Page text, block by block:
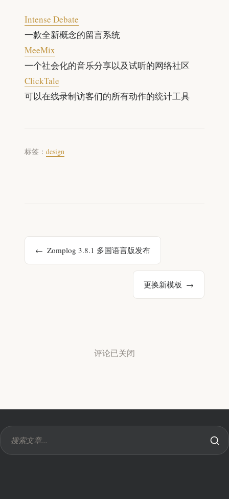
Intense Debate
一款全新概念的留言系统
MeeMix
一个社会化的音乐分享以及试听的网络社区
ClickTale
可以在线录制访客们的所有动作的统计工具
标签： design
Zomplog 3.8.1 多国语言版发布
更换新模板
评论已关闭